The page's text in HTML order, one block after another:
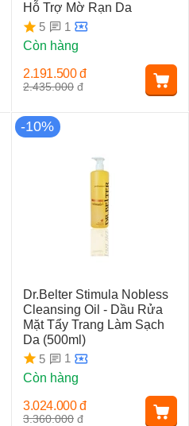
Hỗ Trợ Mờ Rạn Da
5
1
Còn hàng
2.435.000 đ
2.191.500 đ
-10%
Dr.Belter Stimula Nobless
Cleansing Oil - Dầu Rửa
Mặt Tẩy Trang Làm Sạch
Da (500ml)
5
1
Còn hàng
3.360.000 đ
3.024.000 đ